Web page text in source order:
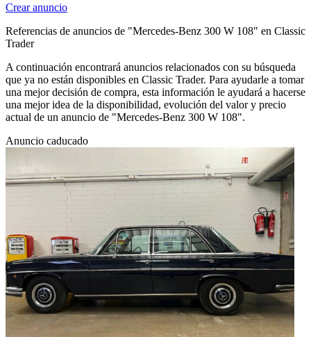
Crear anuncio
Referencias de anuncios de "Mercedes-Benz 300 W 108" en Classic
Trader
A continuación encontrará anuncios relacionados con su búsqueda
que ya no están disponibles en Classic Trader. Para ayudarle a tomar
una mejor decisión de compra, esta información le ayudará a hacerse
una mejor idea de la disponibilidad, evolución del valor y precio
actual de un anuncio de "Mercedes-Benz 300 W 108".
Anuncio caducado